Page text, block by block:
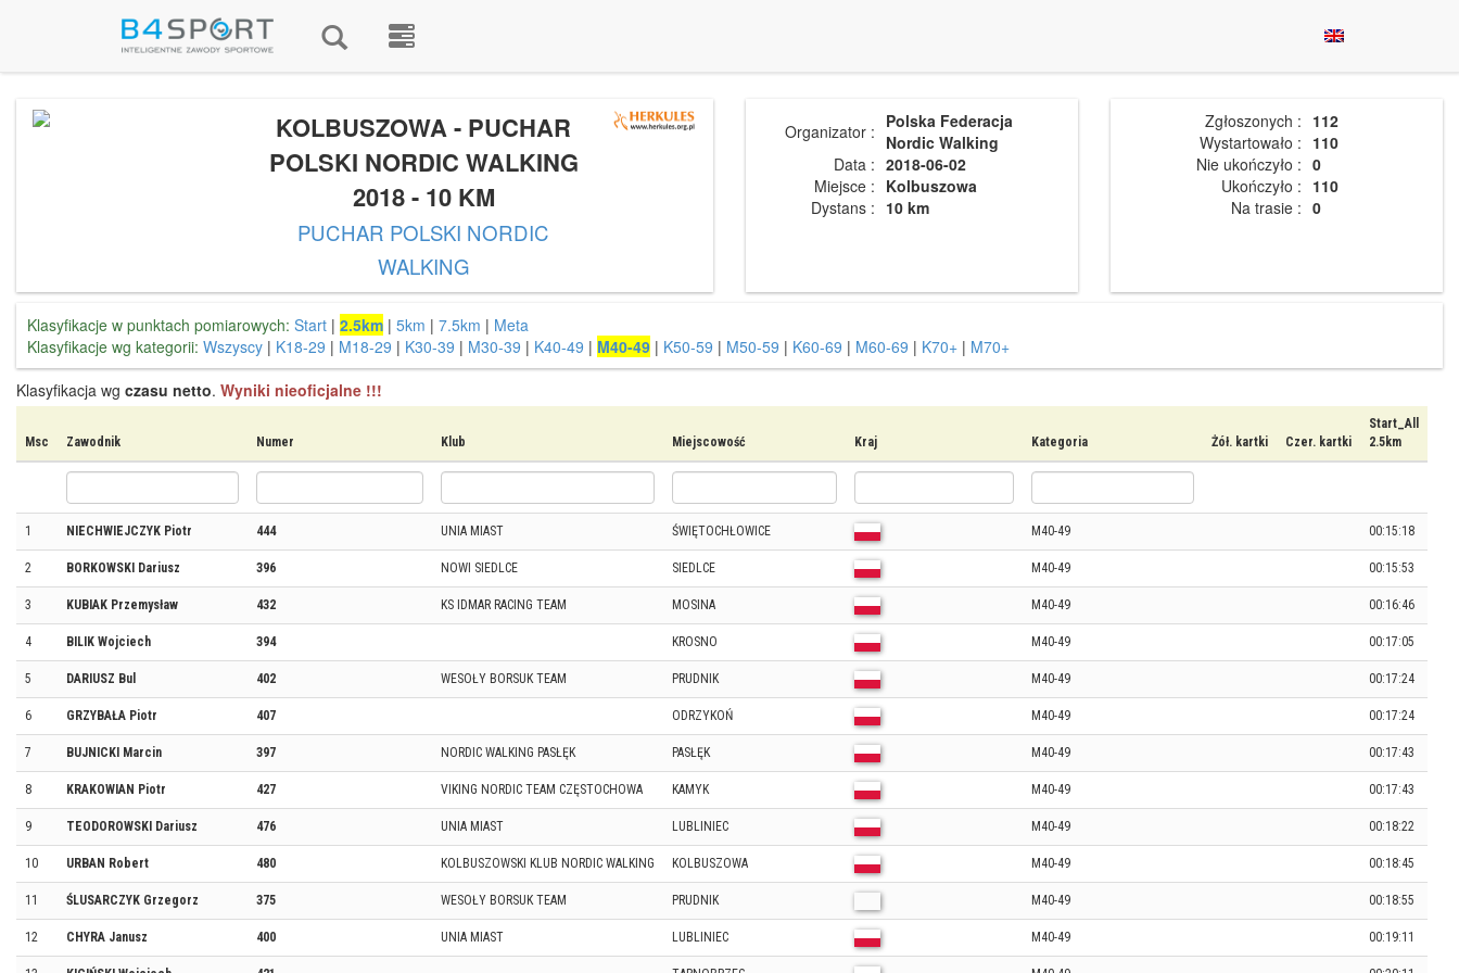
KOLBUSZOWA - PUCHAR
POLSKI NORDIC WALKING
2018 - 10 KM
PUCHAR POLSKI NORDIC
WALKING
Organizator : Polska Federacja
Nordic Walking
Data : 2018-06-02
Miejsce : Kolbuszowa
Dystans : 10 km
Zgłoszonych : 112
Wystartowało : 110
Nie ukończyło : 0
Ukończyło : 110
Na trasie : 0
Klasyfikacje w punktach pomiarowych: Start | 2.5km | 5km | 7.5km | Meta
Klasyfikacje wg kategorii: Wszyscy | K18-29 | M18-29 | K30-39 | M30-39 | K40-49 | M40-49 | K50-59 | M50-59 | K60-69 | M60-69 | K70+ | M70+
Klasyfikacja wg czasu netto. Wyniki nieoficjalne !!!
Msc Zawodnik Numer Klub Miejscowość Kraj Kategoria Żół. kartki Czer. kartki
Start_All
2.5km
1 NIECHWIEJCZYK Piotr 444 UNIA MIAST ŚWIĘTOCHŁOWICE M40-49 00:15:18
2 BORKOWSKI Dariusz 396 NOWI SIEDLCE SIEDLCE M40-49 00:15:53
3 KUBIAK Przemysław 432 KS IDMAR RACING TEAM MOSINA M40-49 00:16:46
4 BILIK Wojciech 394 KROSNO M40-49 00:17:05
5 DARIUSZ Bul 402 WESOŁY BORSUK TEAM PRUDNIK M40-49 00:17:24
6 GRZYBAŁA Piotr 407 ODRZYKOŃ M40-49 00:17:24
7 BUJNICKI Marcin 397 NORDIC WALKING PASŁĘK PASŁĘK M40-49 00:17:43
8 KRAKOWIAN Piotr 427 VIKING NORDIC TEAM CZĘSTOCHOWA KAMYK M40-49 00:17:43
9 TEODOROWSKI Dariusz 476 UNIA MIAST LUBLINIEC M40-49 00:18:22
10 URBAN Robert 480 KOLBUSZOWSKI KLUB NORDIC WALKING KOLBUSZOWA M40-49 00:18:45
11 ŚLUSARCZYK Grzegorz 375 WESOŁY BORSUK TEAM PRUDNIK M40-49 00:18:55
12 CHYRA Janusz 400 UNIA MIAST LUBLINIEC M40-49 00:19:11